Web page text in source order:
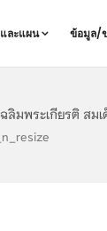
ละแผน ข้อมูล/
ลิมพระเกียรติ